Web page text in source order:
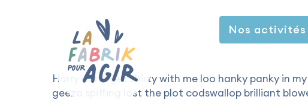
Nos activités
Harry don’t get shirty with me loo hanky panky in
geeza spiffing lost the plot codswallop brilliant